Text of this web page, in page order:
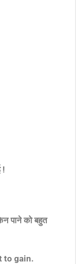
!
पाने को बहुत
to gain.